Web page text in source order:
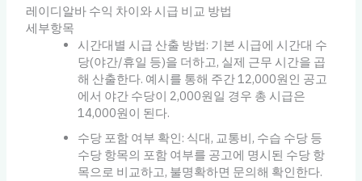
레이디알바 수익 차이와 시급 비교 방법
세부항목
시간대별 시급 산출 방법: 기본 시급에 시간대 수
당(야간/휴일 등)을 더하고, 실제 근무 시간을 곱
해 산출한다. 예시를 통해 주간 12,000원인 공고
에서 야간 수당이 2,000원일 경우 총 시급은
14,000원이 된다.
수당 포함 여부 확인: 식대, 교통비, 수습 수당 등
수당 항목의 포함 여부를 공고에 명시된 수당 항
목으로 비교하고, 불명확하면 문의해 확인한다.